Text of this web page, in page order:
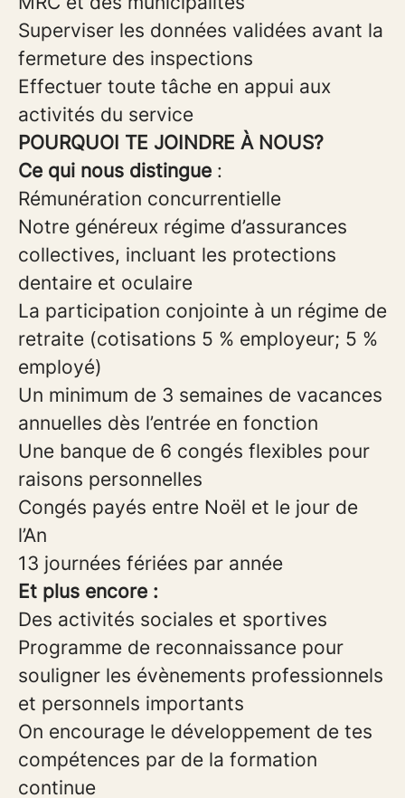
Superviser les données validées avant la
fermeture des inspections
Effectuer toute tâche en appui aux
activités du service
POURQUOI TE JOINDRE À NOUS?
Ce qui nous distingue :
Rémunération concurrentielle
Notre généreux régime d’assurances
collectives, incluant les protections
dentaire et oculaire
La participation conjointe à un régime de
retraite (cotisations 5 % employeur; 5 %
employé)
Un minimum de 3 semaines de vacances
annuelles dès l’entrée en fonction
Une banque de 6 congés flexibles pour
raisons personnelles
Congés payés entre Noël et le jour de
l’An
13 journées fériées par année
Et plus encore :
Des activités sociales et sportives
Programme de reconnaissance pour
souligner les évènements professionnels
et personnels importants
On encourage le développement de tes
compétences par de la formation
continue